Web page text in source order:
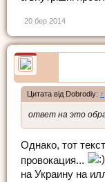
20 бер 2014
Цитата від Dobrodiy: ↑
ответ на это
Однако, тот
провокация...
на Украину на